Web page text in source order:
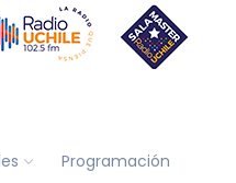
Programación